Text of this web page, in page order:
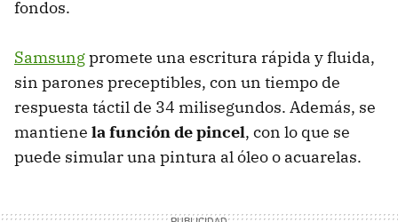
fondos.
Samsungpromete una escritura rápida y fluida,
sin parones preceptibles, con un tiempo de
respuesta táctil de 34 milisegundos. Además, se
mantiene la función de pincel, con lo que se
puede simular una pintura al óleo o acuarelas.